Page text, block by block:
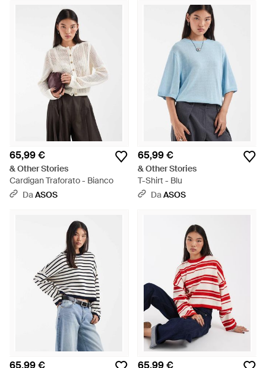
65,99 €
& Other Stories
Cardigan Traforato - Bianco
DaASOS
65,99 €
& Other Stories
T-Shirt - Blu
DaASOS
65,99 € 65,99 €